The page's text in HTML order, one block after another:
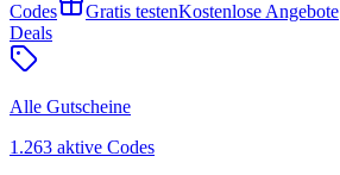
Codes
Gratis testenKostenlose Angebote
Deals
Alle Gutscheine
1.263 aktive Codes